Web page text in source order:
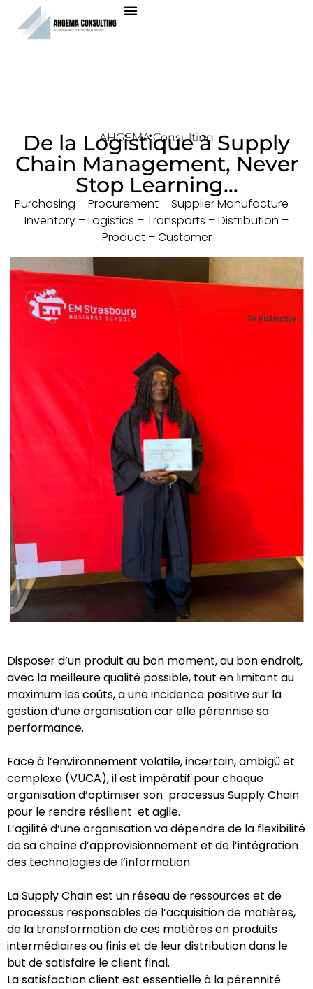
AHGEMA Consulting
De la Logistique à Supply
Chain Management, Never
Stop Learning…
Purchasing – Procurement – Supplier Manufacture –
Inventory – Logistics – Transports – Distribution –
Product – Customer
Disposer d’un produit au bon moment, au bon endroit,
avec la meilleure qualité possible, tout en limitant au
maximum les coûts, a une incidence positive sur la
gestion d’une organisation car elle pérennise sa
performance.
Face à l’environnement volatile, incertain, ambigü et
complexe (VUCA), il est impératif pour chaque
organisation d’optimiser son processus Supply Chain
pour le rendre résilient et agile.
L’agilité d’une organisation va dépendre de la flexibilité
de sa chaîne d’approvisionnement et de l’intégration
des technologies de l’information.
La Supply Chain est un réseau de ressources et de
processus responsables de l’acquisition de matières,
de la transformation de ces matières en produits
intermédiaires ou finis et de leur distribution dans le
but de satisfaire le client final.
La satisfaction client est essentielle à la pérennité